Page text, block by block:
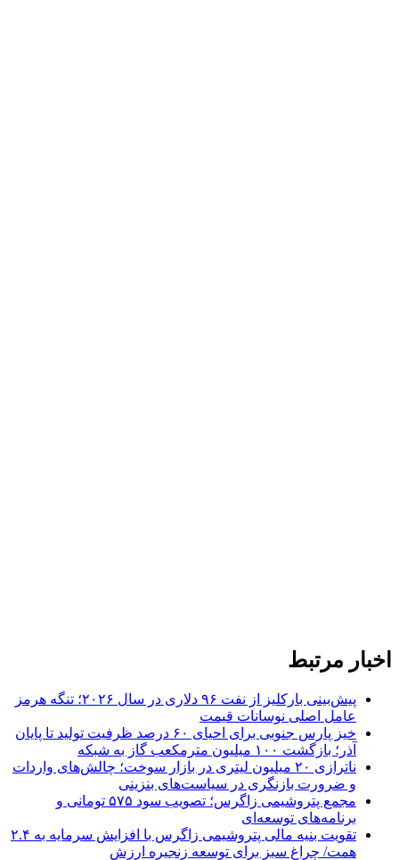
اخبار مرتبط
پیش‌بینی بارکلیز از نفت ۹۶ دلاری در سال ۲۰۲۶؛ تنگه هرمز
عامل اصلی نوسانات قیمت
خیز پارس جنوبی برای احیای ۶۰ درصد ظرفیت تولید تا پایان
آذر؛ بازگشت ۱۰۰ میلیون مترمکعب گاز به شبکه
ناترازی ۲۰ میلیون لیتری در بازار سوخت؛ چالش‌های واردات
و ضرورت بازنگری در سیاست‌های بنزینی
مجمع پتروشیمی زاگرس؛ تصویب سود ۵۷۵ تومانی و
برنامه‌های توسعه‌ای
تقویت بنیه مالی پتروشیمی زاگرس با افزایش سرمایه به ۲.۴
همت/ چراغ سبز برای توسعه زنجیره ارزش